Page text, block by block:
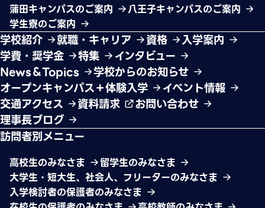
蒲田キャンパスのご案内
八王子キャンパスのご案内
学生寮のご案内
学校紹介 就職・キャリア 資格
入学案内
学費・奨学金
特集
インタビュー
News＆Topics
学校からのお知らせ
オープンキャンパス＋体験入学
イベント情報
交通アクセス
資料請求
お問い合わせ
理事長ブログ
訪問者別メニュー
高校生のみなさま
留学生のみなさま
大学生・短大生、社会人、フリーターのみなさま
入学検討者の保護者のみなさま